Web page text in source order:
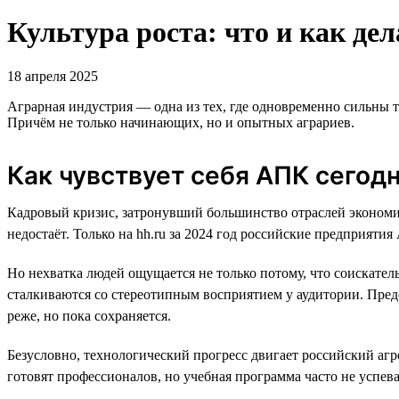
Культура роста: что и как
18 апреля 2025
Аграрная индустрия — одна из тех, где одновременно
Причём не только начинающих, но и опытных аграриев.
Как чувствует себя АПК
Кадровый кризис, затронувший большинство отраслей
недостаёт. Только на hh.ru за 2024 год российские
Но нехватка людей ощущается не только потому, что
сталкиваются со стереотипным восприятием у аудитории.
реже, но пока сохраняется.
Безусловно, технологический прогресс двигает российский
готовят профессионалов, но учебная программа часто не